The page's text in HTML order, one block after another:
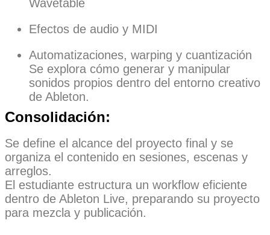
Wavetable
Efectos de audio y MIDI
Automatizaciones, warping y cuantización
Se explora cómo generar y manipular
sonidos propios dentro del entorno creativo
de Ableton.
Consolidación:
Se define el alcance del proyecto final y se
organiza el contenido en sesiones, escenas y
arreglos.
El estudiante estructura un workflow eficiente
dentro de Ableton Live, preparando su proyecto
para mezcla y publicación.